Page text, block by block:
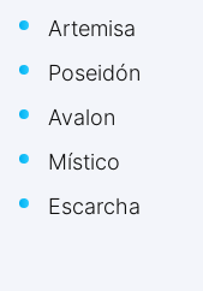
Artemisa
Poseidón
Avalon
Místico
Escarcha